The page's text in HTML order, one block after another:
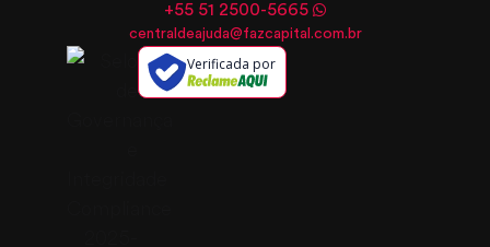
+55 51 2500-5665
centraldeajuda@fazcapital.com.br
Verificada por